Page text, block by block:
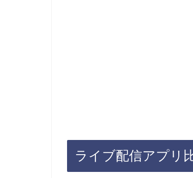
ライブ配信アプリ